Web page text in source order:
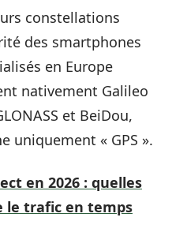
constellations
des smartphones
en Europe
nativement Galileo
et BeiDou,
uniquement « GPS ».
en 2026 : quelles
le trafic en temps